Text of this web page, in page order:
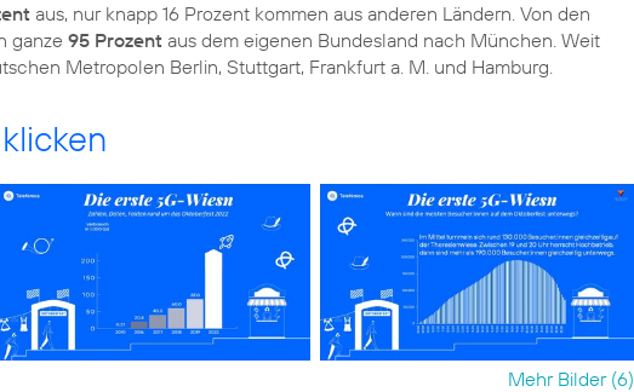
aus, nur knapp 16 Prozent kommen aus anderen Ländern. Von den
ganze 95 Prozent aus dem eigenen Bundesland nach München. Weit
Metropolen Berlin, Stuttgart, Frankfurt a. M. und Hamburg.
Mehr Bilder (6)